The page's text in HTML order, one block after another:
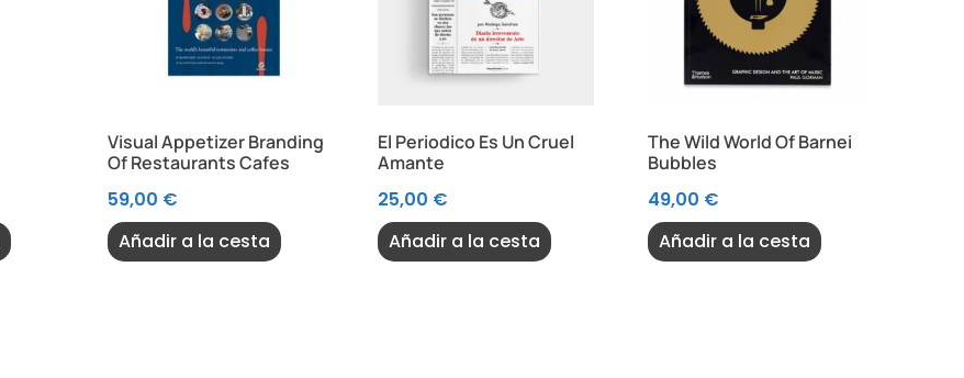
Visual Appetizer Branding
Of Restaurants Cafes
59,00 €
Añadir a la cesta
El Periodico Es Un Cruel
Amante
25,00 €
Añadir a la cesta
The Wild World Of Barnei
Bubbles
49,00 €
Añadir a la cesta